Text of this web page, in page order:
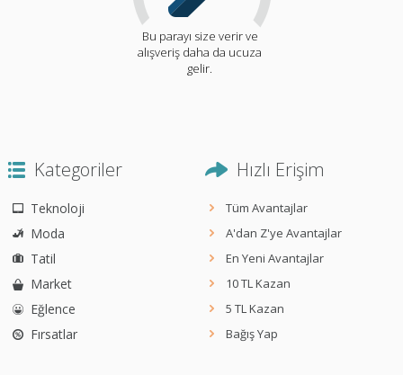
Bu parayı size verir ve
alışveriş daha da ucuza
gelir.
Kategoriler
Teknoloji
Moda
Tatil
Market
Eğlence
Fırsatlar
Hızlı Erişim
Tüm Avantajlar
A'dan Z'ye Avantajlar
En Yeni Avantajlar
10 TL Kazan
5 TL Kazan
Bağış Yap